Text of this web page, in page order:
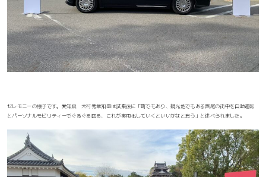
セレモニーの様子です。愛知県 大村秀章知事は試乗後に「町でもあり、観光地でもある西尾の街中を自動運転
とパーソナルモビリティーでぐるぐる回る、これが実用化していくといいかなと思う」と述べられました。